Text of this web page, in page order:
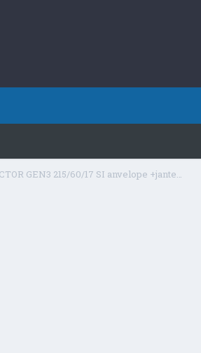
Vand anvelope + jante GOODYEAR VECTOR GEN3 215/60/17 SI anvelope +jante 215/65/16 BRIDGESTONE BLIZZARD LM 005